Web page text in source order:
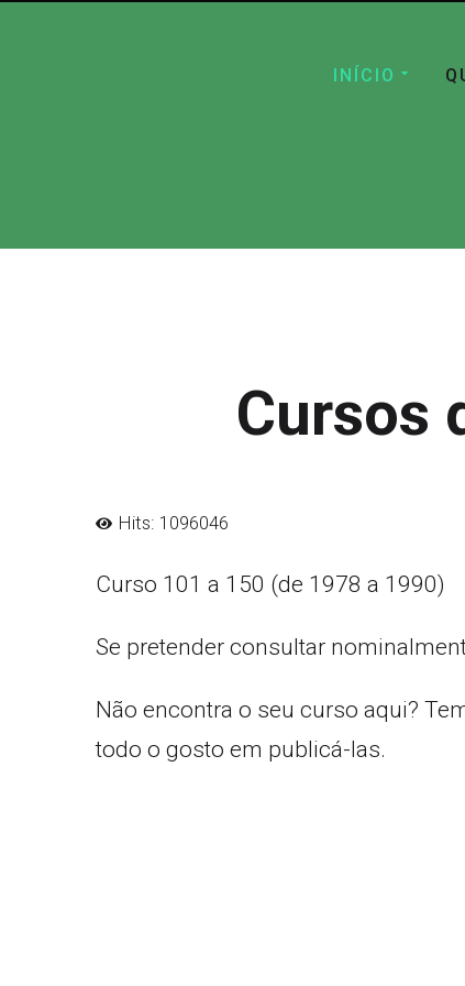
INÍCIO
Cursos
Hits: 1096046
Curso 101 a 150 (de 1978 a 1990)
Se pretender consultar
Não encontra o seu curso aqui?
todo o gosto em publicá-las.